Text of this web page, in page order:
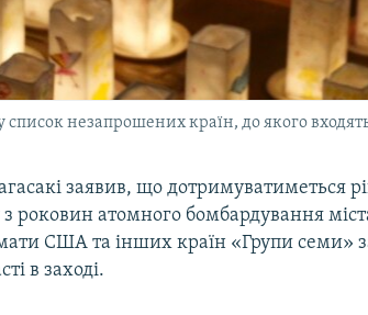
незапрошених країн, до якого входять
заявив, що дотримуватиметься
з роковин атомного бомбардування
США та інших країн «Групи семи»
в заході.